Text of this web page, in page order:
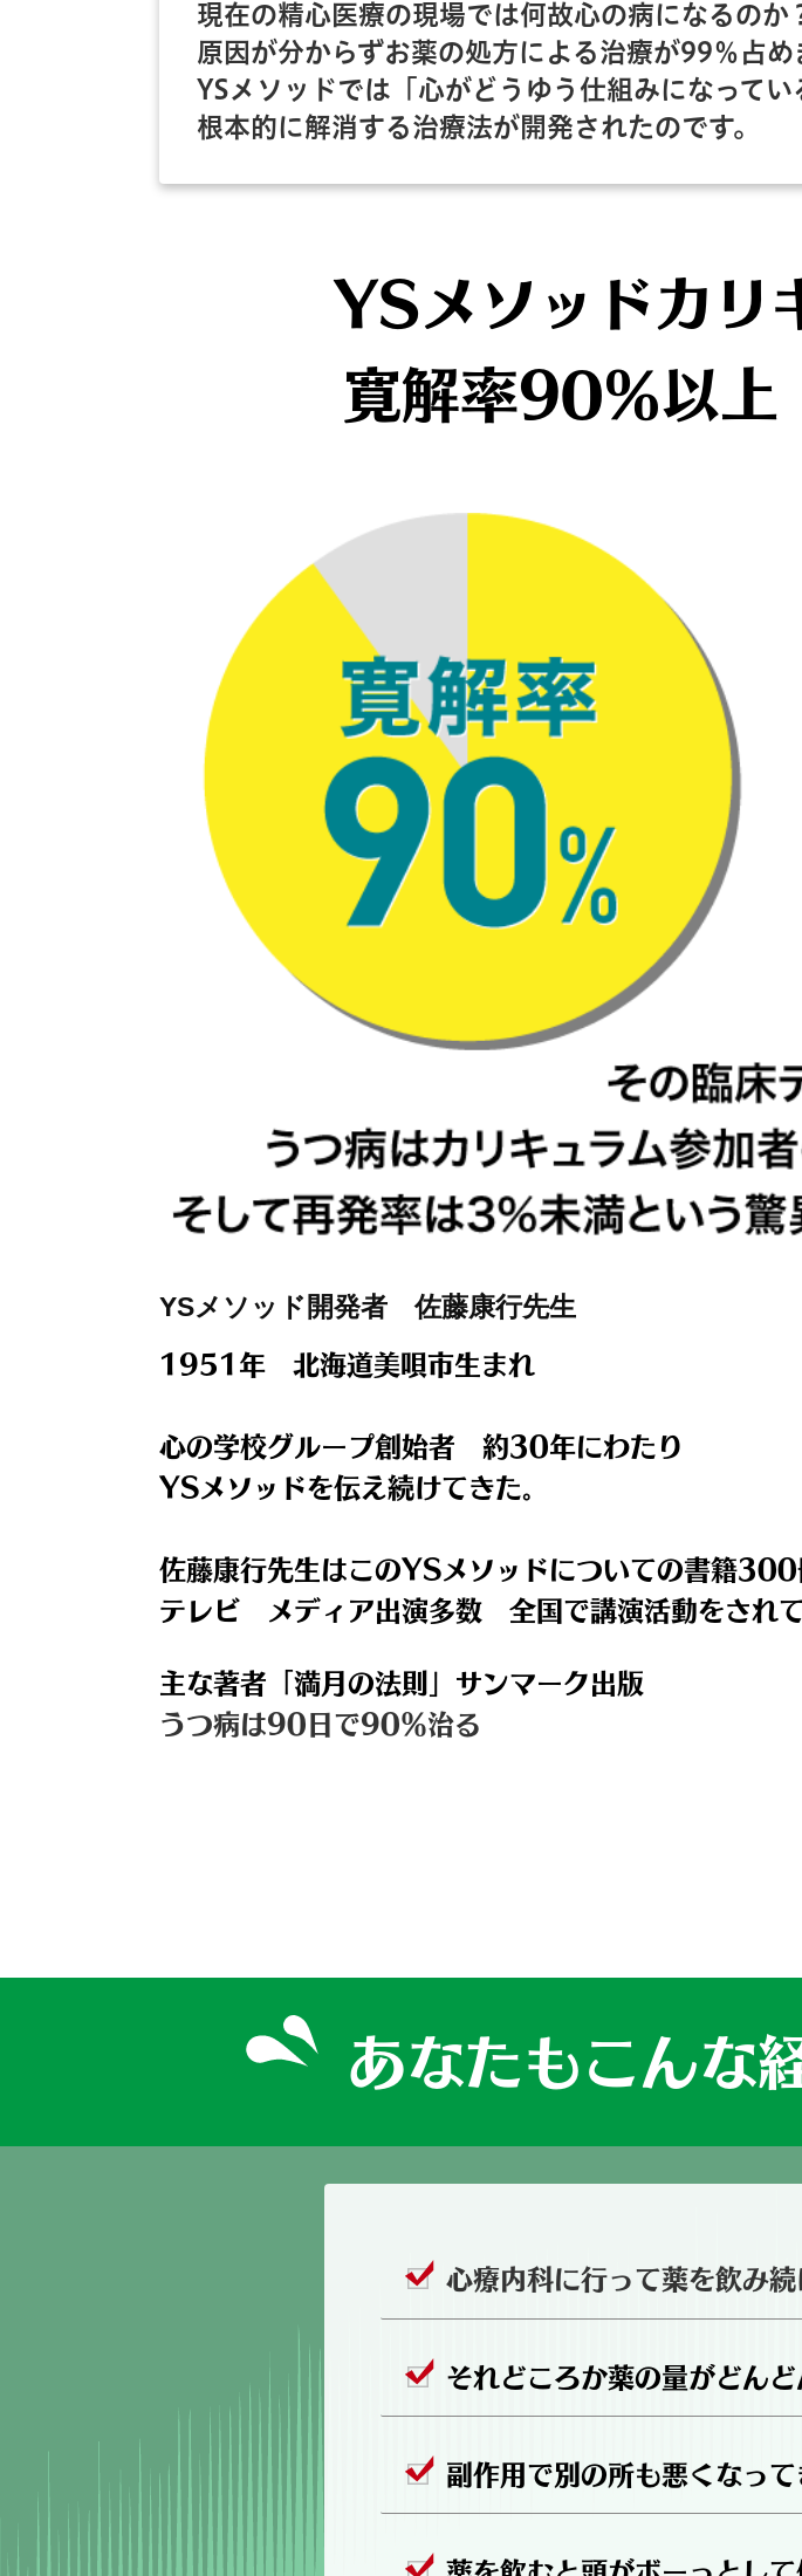
現在の精心医療の現場では何故心の病になるのか
原因が分からずお薬の処方による治療が99％占め
YSメソッドでは「心がどうゆう仕組みになって
根本的に解消する治療法が開発されたのです。
YSメソッドカリ
寛解率90％以
YSメソッド開発者 佐藤康行先生
1951年 北海道美唄市生まれ
心の学校グループ創始者 約30年にわたり
YSメソッドを伝え続けてきた。
佐藤康行先生はこのYSメソッドについての書籍
テレビ メディア出演多数 全国で講演活動をされ
主な著者「満月の法則」サンマーク出版
うつ病は90日で90％治る
あなたもこんな
心療内科に行って薬を飲み
それどころか薬の量がどん
副作用で別の所も悪くなって